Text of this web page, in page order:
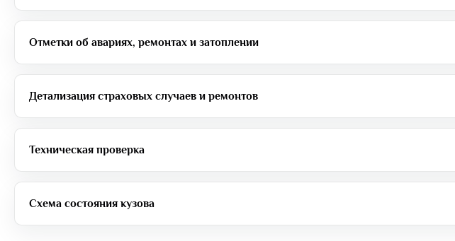
Отметки об авариях, ремонтах и затоплении
Детализация страховых случаев и ремонтов
Техническая проверка
Схема состояния кузова